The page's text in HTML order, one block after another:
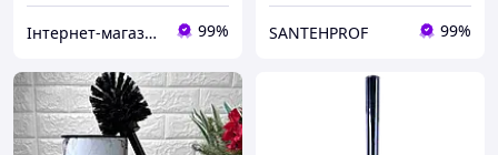
Інтернет-магазин Хозторг Харків - товари для дому, саду та городу оптом 99% SANTEHPROF 99%